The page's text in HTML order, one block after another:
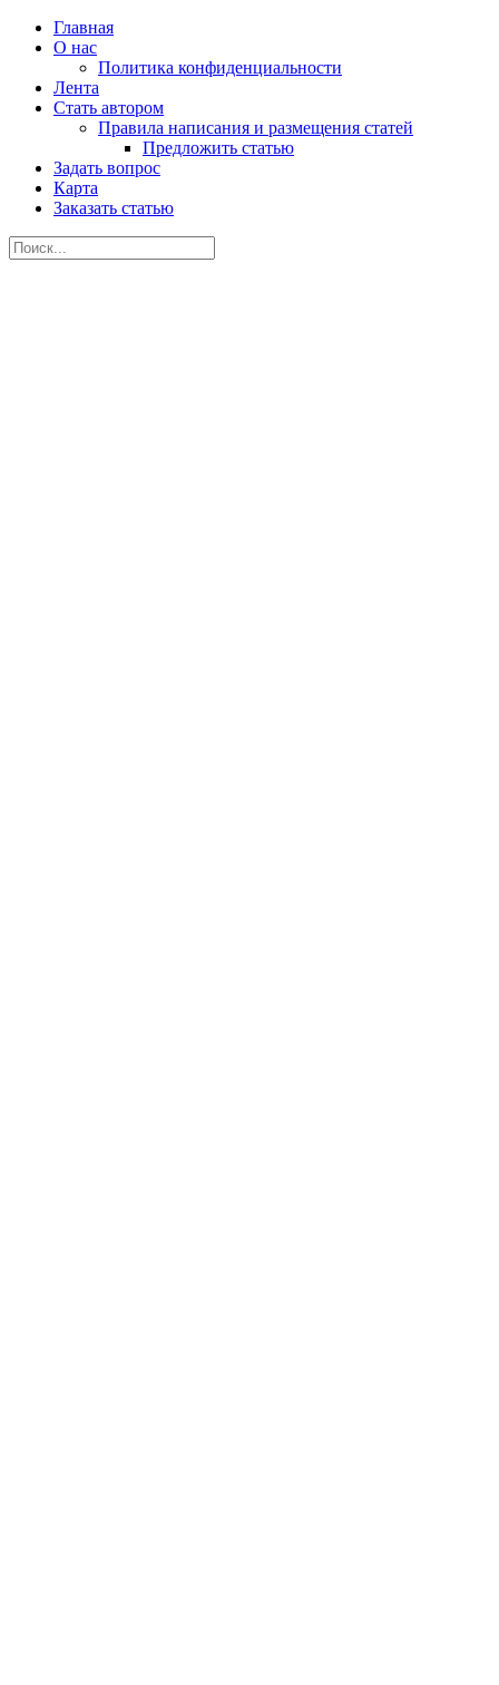
Главная
О нас
Политика конфиденциальности
Лента
Стать автором
Правила написания и размещения статей
Предложить статью
Задать вопрос
Карта
Заказать статью